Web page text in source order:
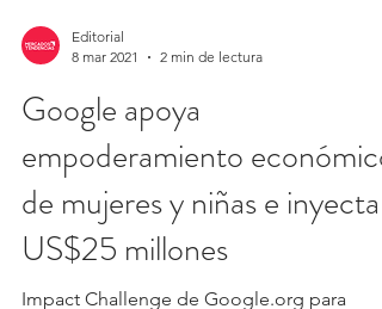
Editorial
8 mar 2021
2 min de lectura
Google apoya
empoderamiento económico
de mujeres y niñas e inyecta
US$25 millones
Impact Challenge de Google.org para